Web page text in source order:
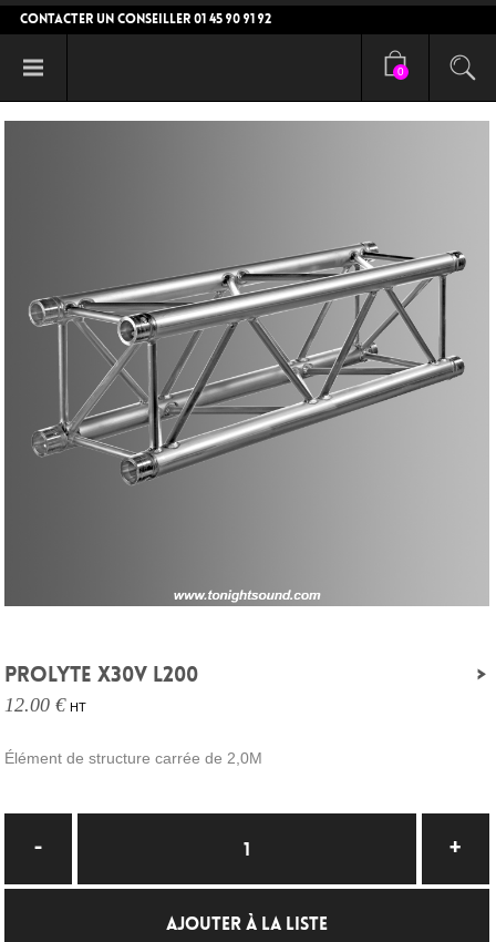
CONTACTER UN CONSEILLER 01 45 90 91 92
0
>
PROLYTE X30V L200
12.00 € HT
Élément de structure carrée de 2,0M
AJOUTER À LA LISTE